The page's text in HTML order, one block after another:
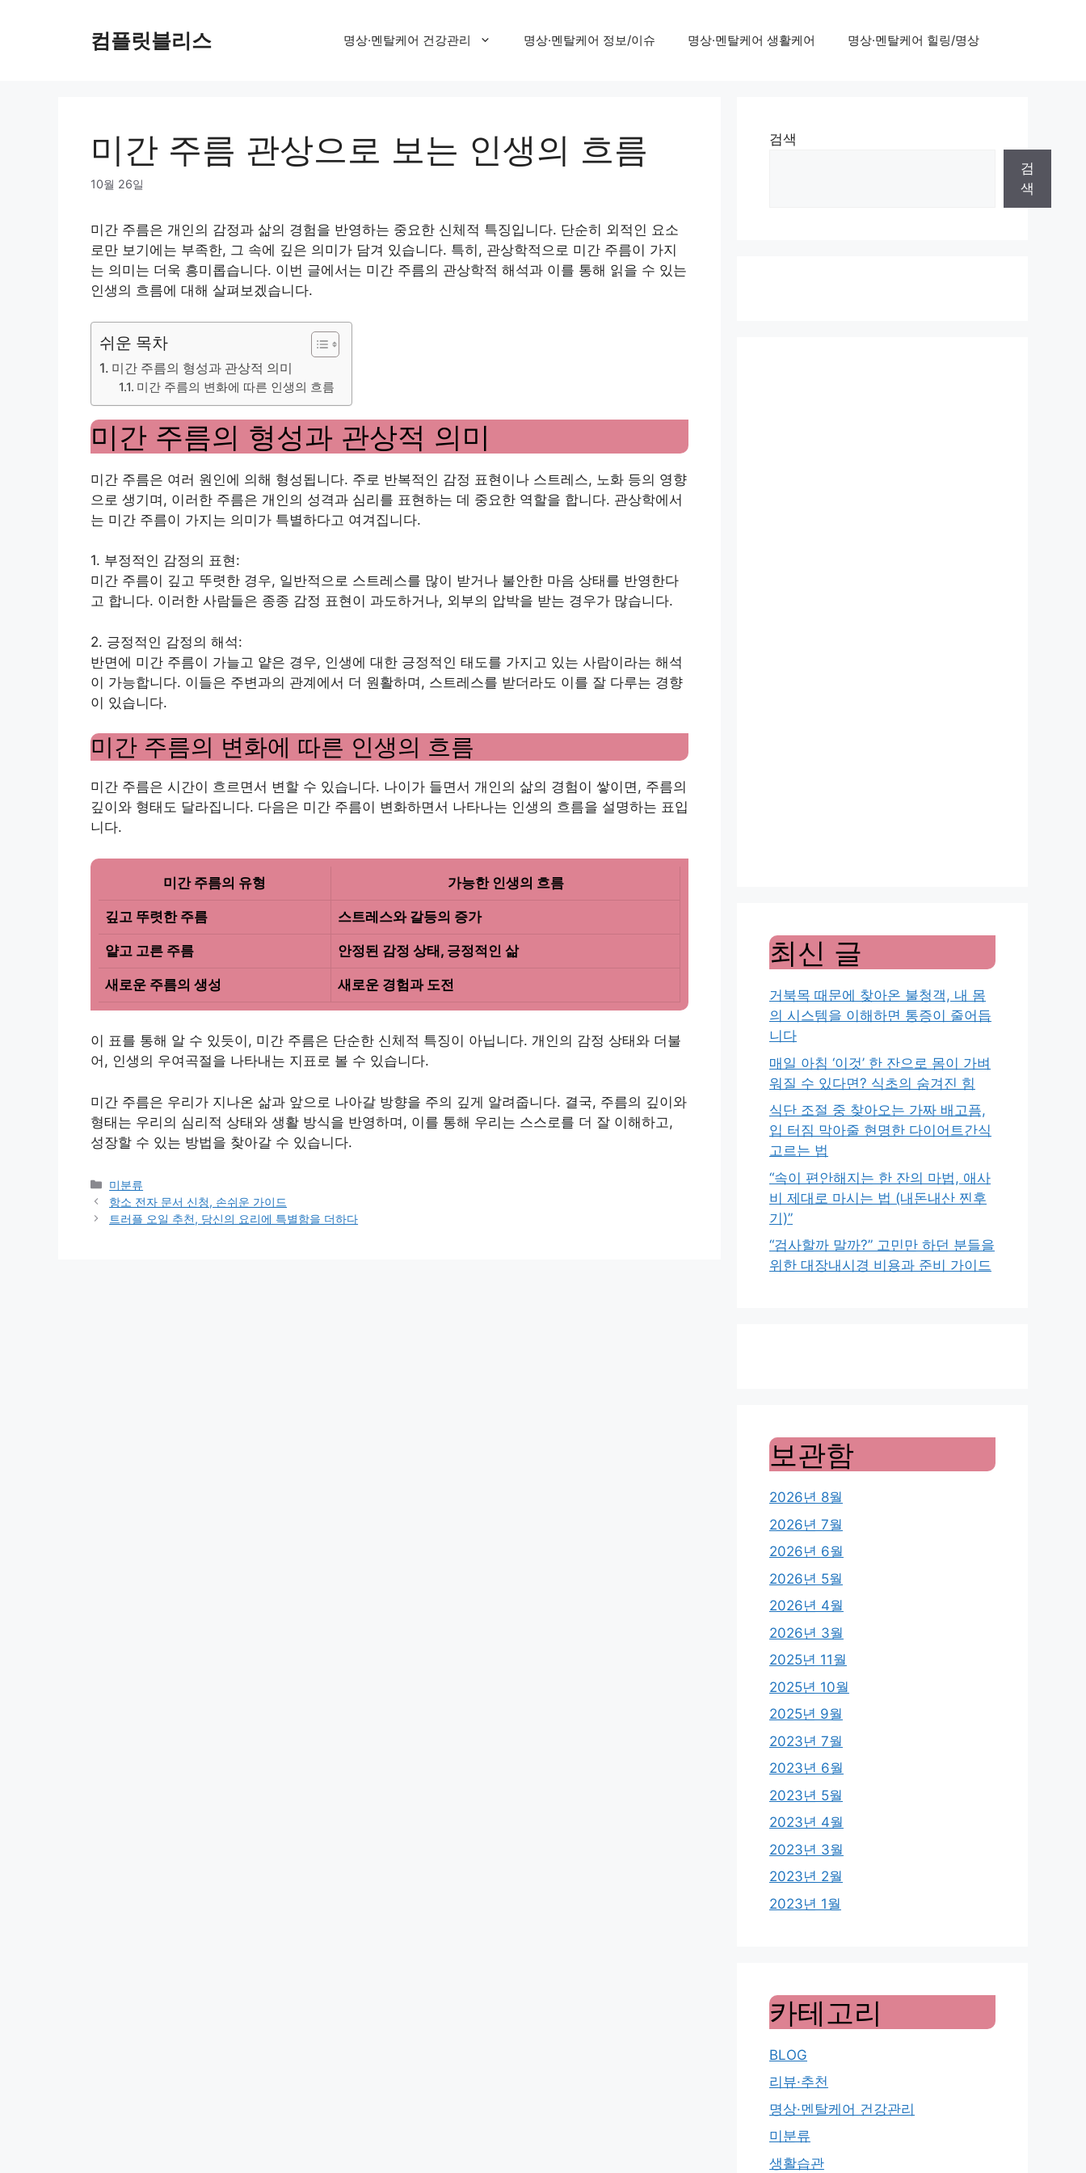
컴플릿블리스 명상·멘탈케어 건강관리 명상·멘탈케어 정보/이슈 명상·멘탈케어 생활케어 명상·멘탈케어 힐링/명상
미간 주름 관상으로 보는 인생의 흐름
10월 26일
미간 주름은 개인의 감정과 삶의 경험을 반영하는 중요한 신체적 특징입니다. 단순히 외적인 요소
로만 보기에는 부족한, 그 속에 깊은 의미가 담겨 있습니다. 특히, 관상학적으로 미간 주름이 가지
는 의미는 더욱 흥미롭습니다. 이번 글에서는 미간 주름의 관상학적 해석과 이를 통해 읽을 수 있는
인생의 흐름에 대해 살펴보겠습니다.
쉬운 목차
미간 주름의 형성과 관상적 의미
미간 주름의 변화에 따른 인생의 흐름
미간 주름의 형성과 관상적 의미
미간 주름은 여러 원인에 의해 형성됩니다. 주로 반복적인 감정 표현이나 스트레스, 노화 등의 영향
으로 생기며, 이러한 주름은 개인의 성격과 심리를 표현하는 데 중요한 역할을 합니다. 관상학에서
는 미간 주름이 가지는 의미가 특별하다고 여겨집니다.
1. 부정적인 감정의 표현:
미간 주름이 깊고 뚜렷한 경우, 일반적으로 스트레스를 많이 받거나 불안한 마음 상태를 반영한다
고 합니다. 이러한 사람들은 종종 감정 표현이 과도하거나, 외부의 압박을 받는 경우가 많습니다.
2. 긍정적인 감정의 해석:
반면에 미간 주름이 가늘고 얕은 경우, 인생에 대한 긍정적인 태도를 가지고 있는 사람이라는 해석
이 가능합니다. 이들은 주변과의 관계에서 더 원활하며, 스트레스를 받더라도 이를 잘 다루는 경향
이 있습니다.
미간 주름의 변화에 따른 인생의 흐름
미간 주름은 시간이 흐르면서 변할 수 있습니다. 나이가 들면서 개인의 삶의 경험이 쌓이면, 주름의
깊이와 형태도 달라집니다. 다음은 미간 주름이 변화하면서 나타나는 인생의 흐름을 설명하는 표입
니다.
미간 주름의 유형 가능한 인생의 흐름
깊고 뚜렷한 주름 스트레스와 갈등의 증가
얕고 고른 주름 안정된 감정 상태, 긍정적인 삶
새로운 주름의 생성 새로운 경험과 도전
이 표를 통해 알 수 있듯이, 미간 주름은 단순한 신체적 특징이 아닙니다. 개인의 감정 상태와 더불
어, 인생의 우여곡절을 나타내는 지표로 볼 수 있습니다.
미간 주름은 우리가 지나온 삶과 앞으로 나아갈 방향을 주의 깊게 알려줍니다. 결국, 주름의 깊이와
형태는 우리의 심리적 상태와 생활 방식을 반영하며, 이를 통해 우리는 스스로를 더 잘 이해하고,
성장할 수 있는 방법을 찾아갈 수 있습니다.
Categories
미분류
항소 전자 문서 신청, 손쉬운 가이드
트러플 오일 추천, 당신의 요리에 특별함을 더하다
검색
검
색
최신 글
거북목 때문에 찾아온 불청객, 내 몸
의 시스템을 이해하면 통증이 줄어듭
니다
매일 아침 ‘이것’ 한 잔으로 몸이 가벼
워질 수 있다면? 식초의 숨겨진 힘
식단 조절 중 찾아오는 가짜 배고픔,
입 터짐 막아줄 현명한 다이어트간식
고르는 법
“속이 편안해지는 한 잔의 마법, 애사
비 제대로 마시는 법 (내돈내산 찐후
기)”
“검사할까 말까?” 고민만 하던 분들을
위한 대장내시경 비용과 준비 가이드
보관함
2026년 8월
2026년 7월
2026년 6월
2026년 5월
2026년 4월
2026년 3월
2025년 11월
2025년 10월
2025년 9월
2023년 7월
2023년 6월
2023년 5월
2023년 4월
2023년 3월
2023년 2월
2023년 1월
카테고리
BLOG
리뷰·추천
명상·멘탈케어 건강관리
미분류
생활습관